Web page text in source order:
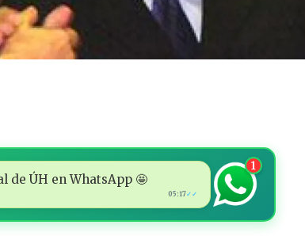
de ÚH en WhatsApp 🤩
05:17✓✓
1